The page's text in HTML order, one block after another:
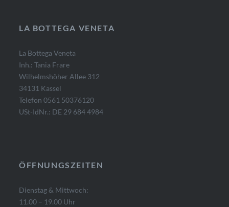
LA BOTTEGA VENETA
La Bottega Veneta
Inh.: Tania Frare
Wilhelmshöher Allee 312
34131 Kassel
Telefon 0561 50376120
USt-IdNr.: DE 29 684 4984
ÖFFNUNGSZEITEN
Dienstag & Mittwoch:
11.00 – 19.00 Uhr